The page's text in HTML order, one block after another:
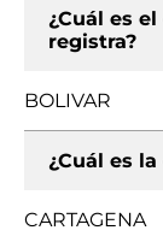
¿Cuál es
registra?
BOLIVAR
¿Cuál es
CARTAGENA